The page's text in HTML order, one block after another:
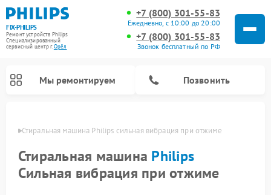
FIX-PHILIPS
Ремонт устройств Philips
Специализированный
cервисный центр г.Орёл
+7 (800) 301-55-83
Ежедневно, с 10:00 до 20:00
+7 (800) 301-55-83
Звонок бесплатный по РФ
Мы ремонтируем Позвонить
Стиральная машина Philips сильная вибрация при отжиме
Стиральная машина Philips
Сильная вибрация при отжиме